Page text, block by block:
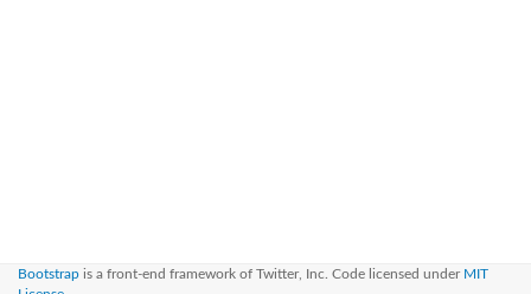
Bootstrap is a front-end framework of Twitter, Inc. Code licensed under MIT